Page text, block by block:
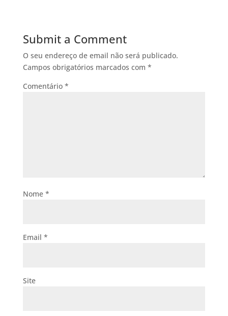
Submit a Comment
O seu endereço de email não será publicado.
Campos obrigatórios marcados com *
Comentário *
Nome *
Email *
Site